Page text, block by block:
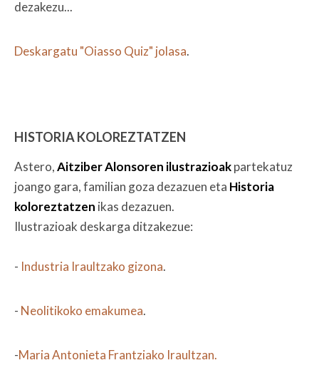
dezakezu...
Deskargatu "Oiasso Quiz" jolasa.
HISTORIA KOLOREZTATZEN
Astero,Aitziber Alonsoren ilustrazioakpartekatuz
joango gara, familian goza dezazuen eta Historia
koloreztatzen ikas dezazuen.
Ilustrazioak deskarga ditzakezue:
- Industria Iraultzako gizona.
- Neolitikoko emakumea.
-Maria Antonieta Frantziako Iraultzan.